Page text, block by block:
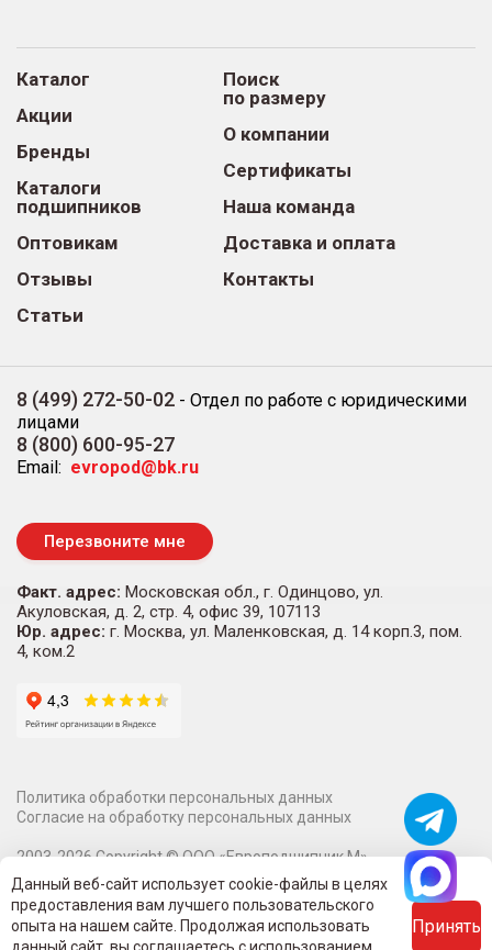
Каталог
Акции
Бренды
Каталоги
подшипников
Оптовикам
Отзывы
Статьи
Поиск
по размеру
О компании
Сертификаты
Наша команда
Доставка и оплата
Контакты
8 (499) 272-50-02 - Отдел по работе с юридическими
лицами
8 (800) 600-95-27
Email: evropod@bk.ru
Перезвоните мне
Факт. адрес: Московская обл., г. Одинцово, ул.
Акуловская, д. 2, стр. 4, офис 39, 107113
Юр. адрес: г. Москва, ул. Маленковская, д. 14 корп.3, пом.
4, ком.2
Политика обработки персональных данных
Согласие на обработку персональных данных
2003-2026Copyright ©ООО «Европодшипник М»
Информация на сайте о технических характеристиках,
наличии на складе, стоимости и изображениях товаров не
является публичной офертой.
Вся информация на сайте - собственность интернет-магазина
Данный веб-сайт использует cookie-файлы в целях
предоставления вам лучшего пользовательского
опыта на нашем сайте. Продолжая использовать
Принять